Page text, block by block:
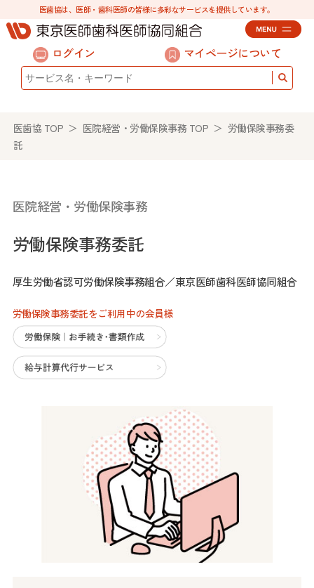
医歯協は、医師・歯科医師の皆様に多彩なサービスを提供しています。
ログイン マイページについて
医歯協 TOP ＞ 医院経営・労働保険事務 TOP ＞ 労働保険事務委
託
医院経営・労働保険事務
労働保険事務委託
厚生労働省認可労働保険事務組合／東京医師歯科医師協同組合
労働保険事務委託をご利用中の会員様